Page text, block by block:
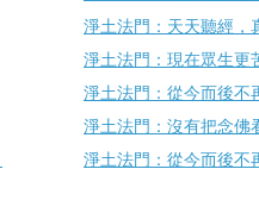
淨土法門：天天聽經，
淨土法門：現在眾生更
淨土法門：從今而後不
淨土法門：沒有把念佛
淨土法門：從今而後不